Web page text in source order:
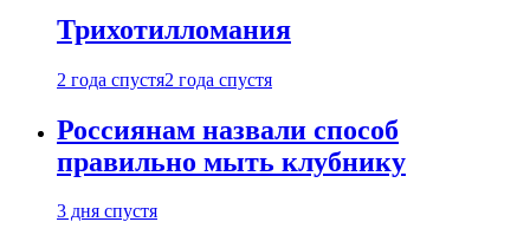
Трихотилломания
2 года спустя2 года спустя
Россиянам назвали способ
правильно мыть клубнику
3 дня спустя